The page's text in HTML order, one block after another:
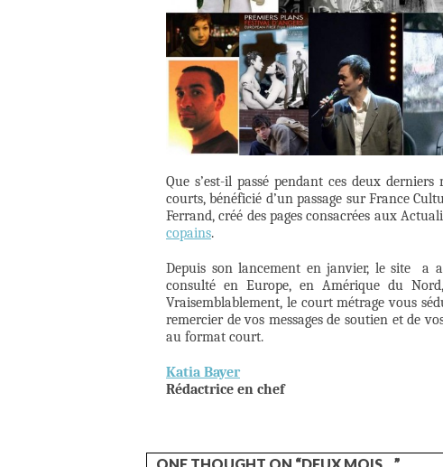
Que s’est-il passé pendant ces deux
courts, bénéficié d’un passage sur France
Ferrand, créé des pages consacrées aux
copains.
Depuis son lancement en janvier, le site a
consulté en Europe, en Amérique du
Vraisemblablement, le court métrage vous
remercier de vos messages de soutien et de
au format court.
Katia Bayer
Rédactrice en chef